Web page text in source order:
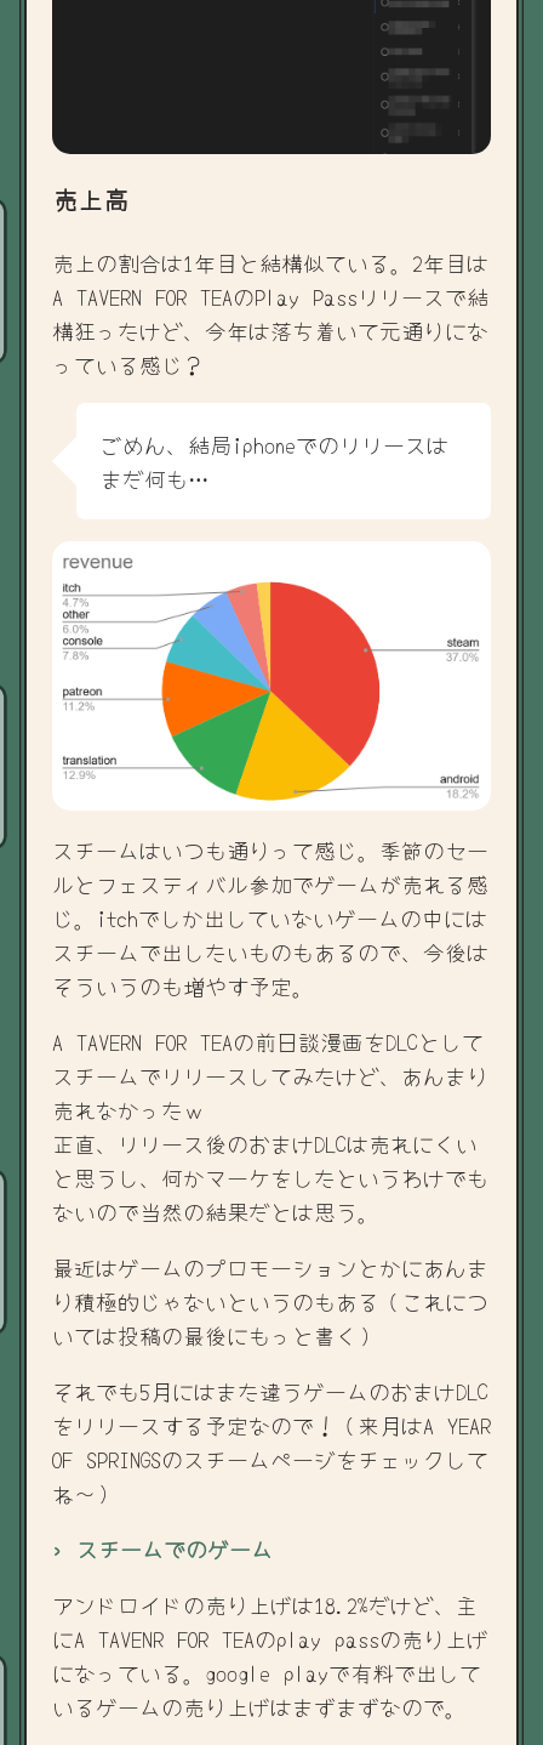
売上高
売上の割合は1年目と結構似ている。2年目は
A TAVERN FOR TEAのPlay Passリリースで結
構狂ったけど、今年は落ち着いて元通りにな
っている感じ？
ごめん、結局iphoneでのリリースは
まだ何も…
スチームはいつも通りって感じ。季節のセー
ルとフェスティバル参加でゲームが売れる感
じ。itchでしか出していないゲームの中には
スチームで出したいものもあるので、今後は
そういうのも増やす予定。
A TAVERN FOR TEAの前日談漫画をDLCとして
スチームでリリースしてみたけど、あんまり
売れなかったｗ
正直、リリース後のおまけDLCは売れにくい
と思うし、何かマーケをしたというわけでも
ないので当然の結果だとは思う。
最近はゲームのプロモーションとかにあんま
り積極的じゃないというのもある（これにつ
いては投稿の最後にもっと書く）
それでも5月にはまた違うゲームのおまけDLC
をリリースする予定なので！（来月はA YEAR
OF SPRINGSのスチームページをチェックして
ね～）
› スチームでのゲーム
アンドロイドの売り上げは18.2%だけど、主
にA TAVENR FOR TEAのplay passの売り上げ
になっている。google playで有料で出して
いるゲームの売り上げはまずまずなので。